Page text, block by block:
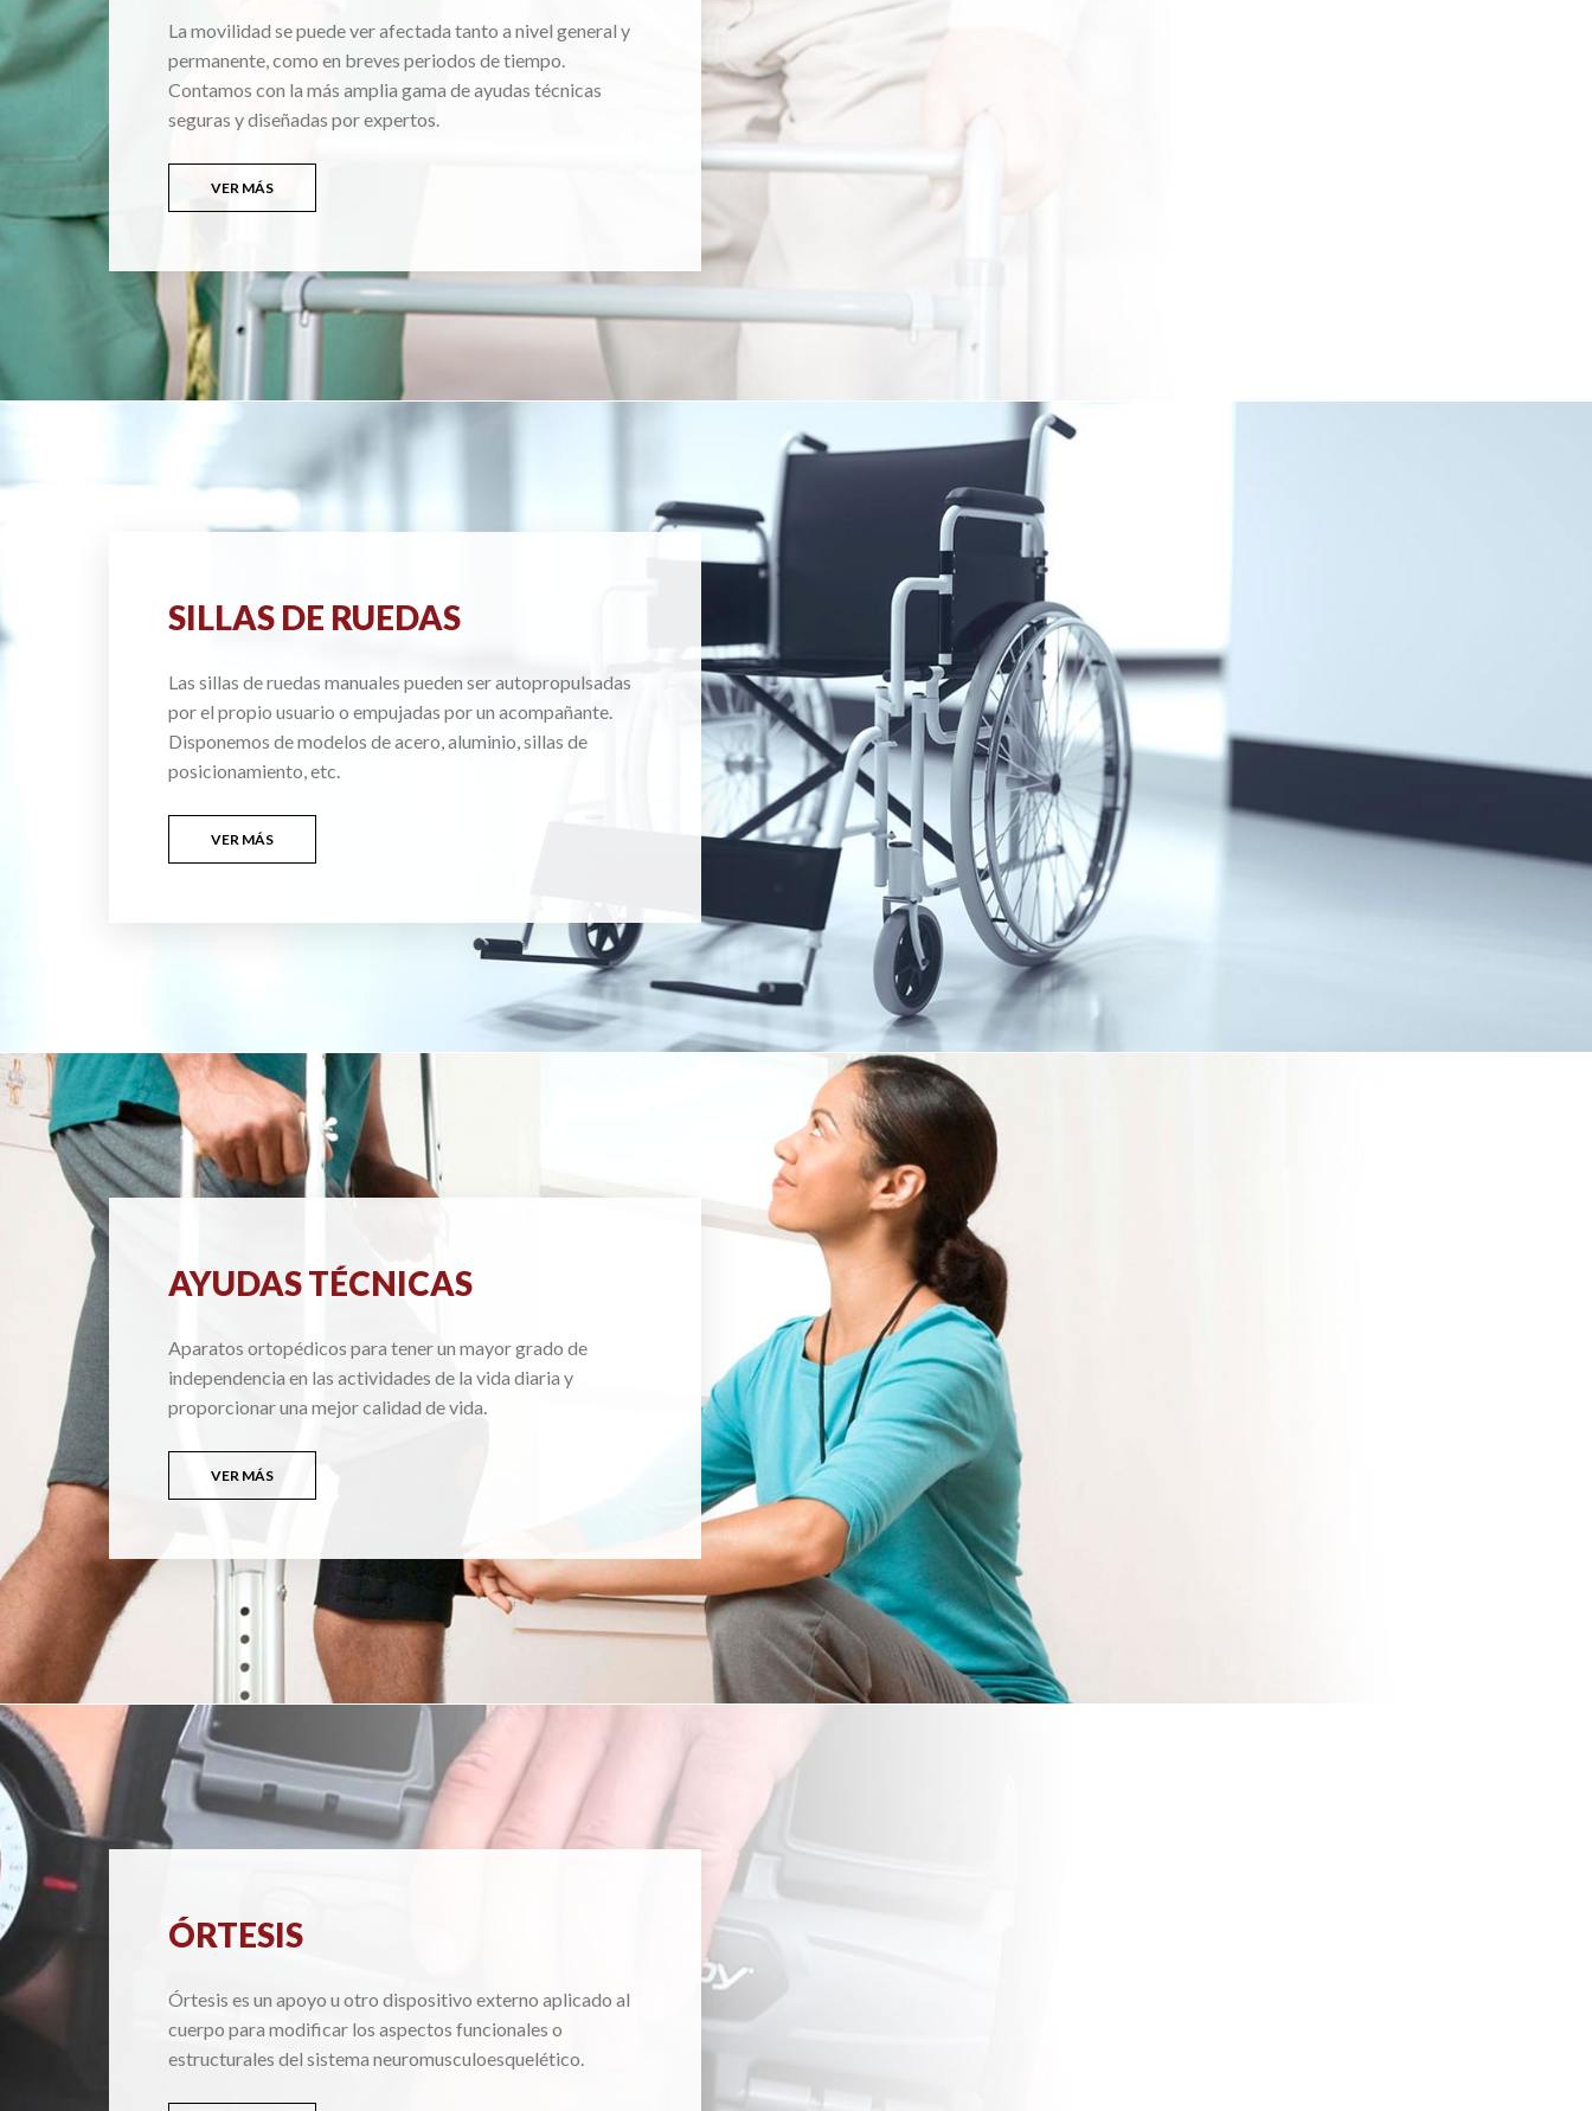
La movilidad se puede ver afectada tanto a nivel general y
permanente, como en breves periodos de tiempo.
Contamos con la más amplia gama de ayudas técnicas
seguras y diseñadas por expertos.
VER MÁS
SILLAS DE RUEDAS
Las sillas de ruedas manuales pueden ser autopropulsadas
por el propio usuario o empujadas por un acompañante.
Disponemos de modelos de acero, aluminio, sillas de
posicionamiento, etc.
VER MÁS
AYUDAS TÉCNICAS
Aparatos ortopédicos para tener un mayor grado de
independencia en las actividades de la vida diaria y
proporcionar una mejor calidad de vida.
VER MÁS
ÓRTESIS
Órtesis es un apoyo u otro dispositivo externo aplicado al
cuerpo para modificar los aspectos funcionales o
estructurales del sistema neuromusculoesquelético.